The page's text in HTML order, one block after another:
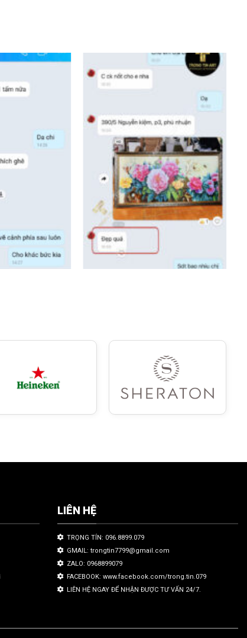
LIÊN HỆ
TRỌNG TÍN: 096.8899.079
GMAIL: trongtin7799@gmail.com
ZALO: 0968899079
FACEBOOK: www.facebook.com/trong.tin.079
LIÊN HỆ NGAY ĐỂ NHẬN ĐƯỢC TƯ VẤN 24/7.